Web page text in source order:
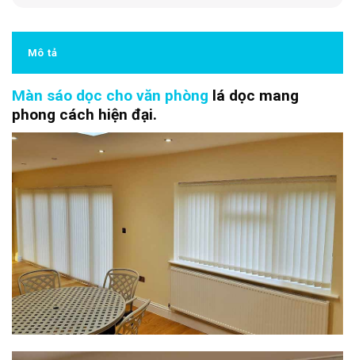
Mô tả
Màn sáo dọc cho văn phòng lá dọc mang
phong cách hiện đại.